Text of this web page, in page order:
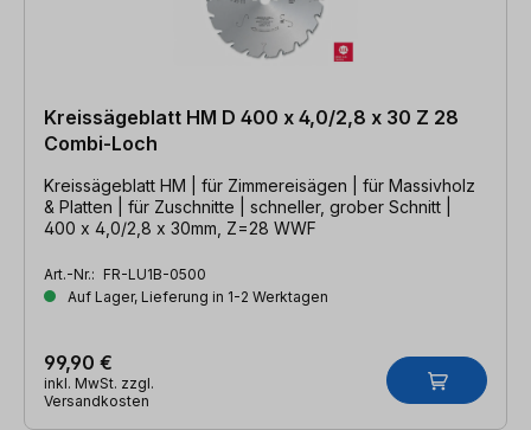
Kreissägeblatt HM D 400 x 4,0/2,8 x 30 Z 28
Combi-Loch
Kreissägeblatt HM | für Zimmereisägen | für Massivholz
& Platten | für Zuschnitte | schneller, grober Schnitt |
400 x 4,0/2,8 x 30mm, Z=28 WWF
Art.-Nr.: FR-LU1B-0500
Auf Lager, Lieferung in 1-2 Werktagen
99,90 €
inkl. MwSt. zzgl.
Versandkosten